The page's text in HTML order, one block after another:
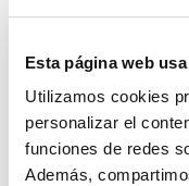
Esta página web
Utilizamos cookies
personalizar el
funciones de redes
Además,
Libretas
encolados o en
Consúltanos y
a tus necesidades y